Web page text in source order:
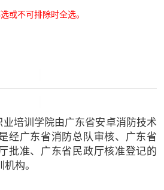
或不可排除时全选。
培训学院由广东省安卓消防技术
经广东省消防总队审核、广东省
批准、广东省民政厅核准登记的
构。